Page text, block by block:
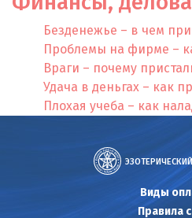
Безденежье – в чем
Проблемы на фирме –
Враги – почему
Удача в деньгах – как
Плохая учеба – как
Виды
Правила